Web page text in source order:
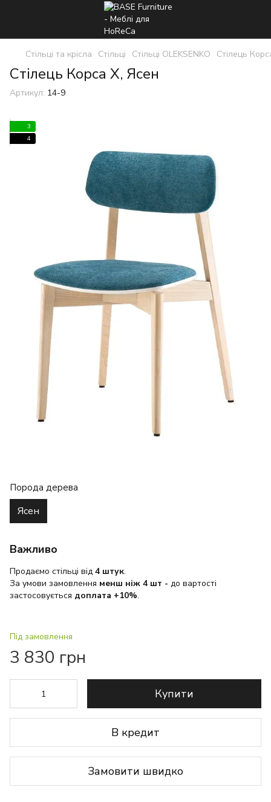
Стільці та крісла Стільці Стільці OLEKSENKO Стілець
Стілець Корса Х, Ясен
Артикул: 14-9
3
4
Порода дерева
Ясен
Важливо
Продаємо стільці від 4 штук.
За умови замовлення менш ніж 4 шт - до вартості
застосовується доплата +10%.
Під замовлення
3 830 грн
Купити
В кредит
Замовити швидко